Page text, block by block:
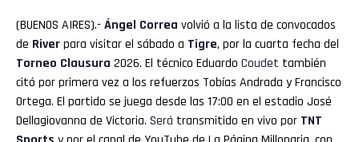
(BUENOS AIRES).-Ángel Correa volvió a la lista de convocados
de Riverpara visitar el sábado a Tigre, por la cuarta fecha del
Torneo Clausura 2026. El técnico Eduardo Coudet también
citó por primera vez a los refuerzos Tobías Andrada y Francisco
Ortega. El partido se juega desde las 17:00 en el estadio José
Dellagiovanna de Victoria. Será transmitido en vivo por TNT